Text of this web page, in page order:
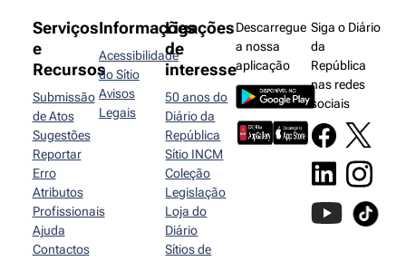
Serviços
e
Recursos
Submissão
de Atos
Sugestões
Reportar
Erro
Atributos
Profissionais
Ajuda
Contactos
Informações
Acessibilidade
do Sítio
Avisos
Legais
Ligações
de
interesse
50 anos do
Diário da
República
Sítio INCM
Coleção
Legislação
Loja do
Diário
Sítios de
Descarregue
a nossa
aplicação
Siga o Diário
da
República
nas redes
sociais